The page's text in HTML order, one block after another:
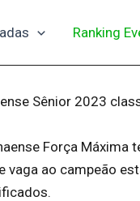
Ranking
Sênior 2023
Força
vaga ao campeão